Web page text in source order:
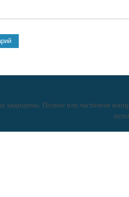
защищены. Полное или частичное